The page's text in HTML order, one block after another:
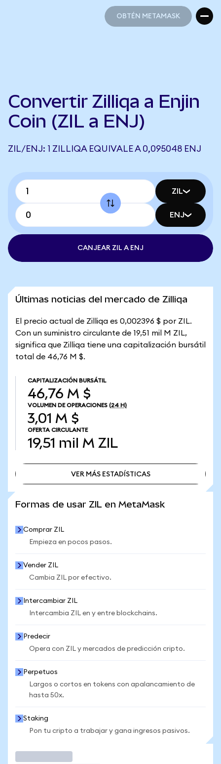
OBTÉN METAMASK
Convertir Zilliqa a Enjin
Coin (ZIL a ENJ)
ZIL/ENJ: 1 ZILLIQA EQUIVALE A 0,095048 ENJ
ZIL
ENJ
CANJEAR ZIL A ENJ
Últimas noticias del mercado de Zilliqa
El precio actual de Zilliqa es 0,002396 $ por ZIL.
Con un suministro circulante de 19,51 mil M ZIL,
significa que Zilliqa tiene una capitalización bursátil
total de 46,76 M $.
CAPITALIZACIÓN BURSÁTIL
46,76 M $
VOLUMEN DE OPERACIONES (24 H)
3,01 M $
OFERTA CIRCULANTE
19,51 mil M ZIL
VER MÁS ESTADÍSTICAS
Formas de usar ZIL en MetaMask
Comprar ZIL
Empieza en pocos pasos.
Vender ZIL
Cambia ZIL por efectivo.
Intercambiar ZIL
Intercambia ZIL en y entre blockchains.
Predecir
Opera con ZIL y mercados de predicción cripto.
Perpetuos
Largos o cortos en tokens con apalancamiento de
hasta 50x.
Staking
Pon tu cripto a trabajar y gana ingresos pasivos.